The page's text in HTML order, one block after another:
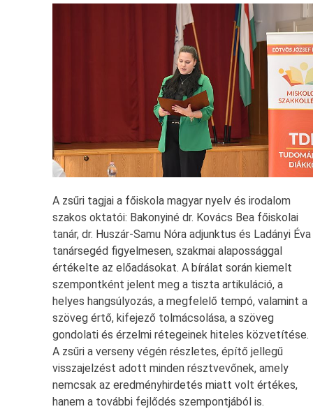
A zsűri tagjai a főiskola magyar nyelv és irodalom
szakos oktatói: Bakonyiné dr. Kovács Bea főiskolai
tanár, dr. Huszár-Samu Nóra adjunktus és Ladányi Éva
tanársegéd figyelmesen, szakmai alapossággal
értékelte az előadásokat. A bírálat során kiemelt
szempontként jelent meg a tiszta artikuláció, a
helyes hangsúlyozás, a megfelelő tempó, valamint a
szöveg értő, kifejező tolmácsolása, a szöveg
gondolati és érzelmi rétegeinek hiteles közvetítése.
A zsűri a verseny végén részletes, építő jellegű
visszajelzést adott minden résztvevőnek, amely
nemcsak az eredményhirdetés miatt volt értékes,
hanem a további fejlődés szempontjából is.